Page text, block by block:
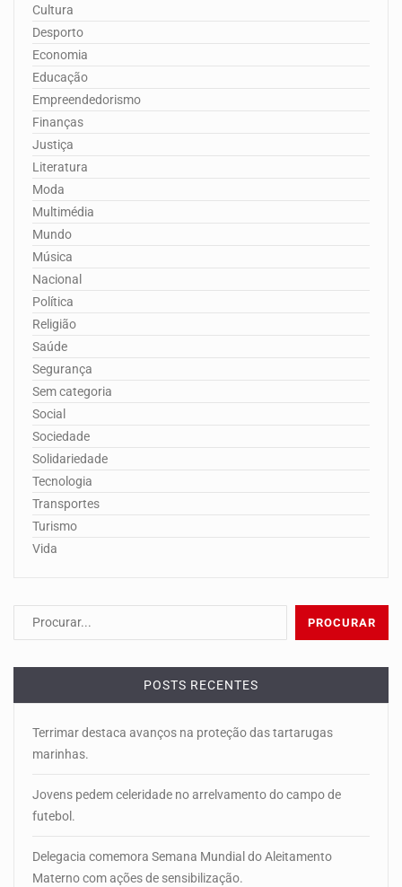
Cultura
Desporto
Economia
Educação
Empreendedorismo
Finanças
Justiça
Literatura
Moda
Multimédia
Mundo
Música
Nacional
Política
Religião
Saúde
Segurança
Sem categoria
Social
Sociedade
Solidariedade
Tecnologia
Transportes
Turismo
Vida
POSTS RECENTES
Terrimar destaca avanços na proteção das tartarugas
marinhas.
Jovens pedem celeridade no arrelvamento do campo de
futebol.
Delegacia comemora Semana Mundial do Aleitamento
Materno com ações de sensibilização.